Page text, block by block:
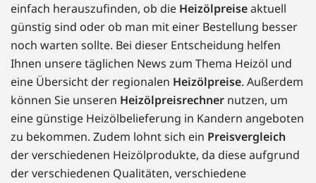
einfach herauszufinden, ob die Heizölpreiseaktuell
günstig sind oder ob man mit einer Bestellung besser
noch warten sollte. Bei dieser Entscheidung helfen
Ihnen unsere täglichen News zum Thema Heizöl und
eine Übersicht der regionalen Heizölpreise. Außerdem
können Sie unseren Heizölpreisrechner nutzen, um
eine günstige Heizölbelieferung in Kandern angeboten
zu bekommen. Zudem lohnt sich ein Preisvergleich
der verschiedenen Heizölprodukte, da diese aufgrund
der verschiedenen Qualitäten, verschiedene